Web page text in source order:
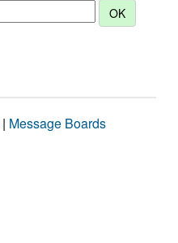
| Message Boards